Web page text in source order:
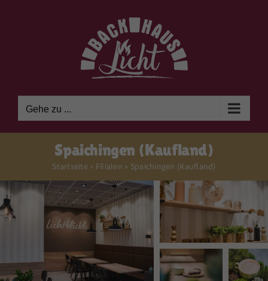
Gehe zu ...
Spaichingen (Kaufland)
Startseite » Filialen » Spaichingen (Kaufland)